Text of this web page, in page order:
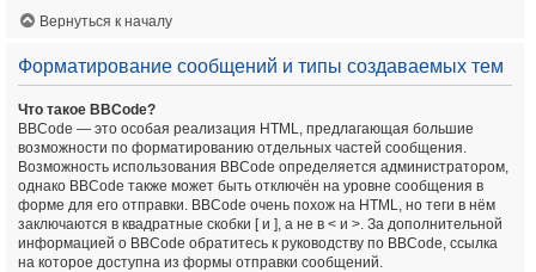
Вернуться к началу
Форматирование сообщений и типы создаваемых тем
Что такое BBCode?
BBCode — это особая реализация HTML, предлагающая большие
возможности по форматированию отдельных частей сообщения.
Возможность использования BBCode определяется администратором,
однако BBCode также может быть отключён на уровне сообщения в
форме для его отправки. BBCode очень похож на HTML, но теги в нём
заключаются в квадратные скобки [ и ], а не в < и >. За дополнительной
информацией о BBCode обратитесь к руководству по BBCode, ссылка
на которое доступна из формы отправки сообщений.